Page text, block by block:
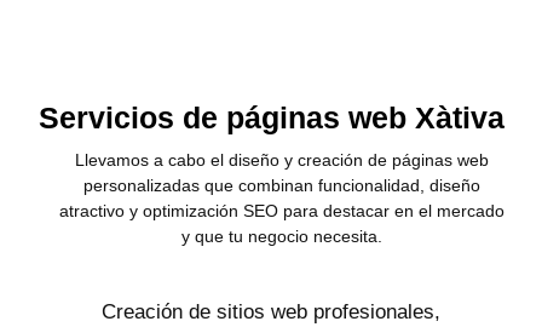
Servicios de páginas web Xàtiva
Llevamos a cabo el diseño y creación de páginas web
personalizadas que combinan funcionalidad, diseño
atractivo y optimización SEO para destacar en el mercado
y que tu negocio necesita.
Creación de sitios web profesionales,